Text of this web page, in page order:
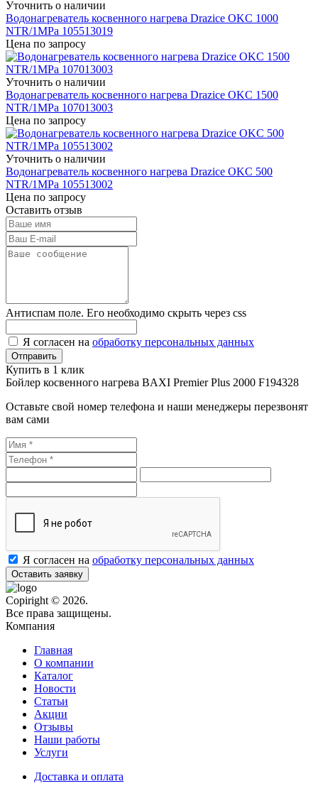
Уточнить о наличии
Водонагреватель косвенного нагрева Drazice OKC 1000
NTR/1MPa 105513019
Цена по запросу
Уточнить о наличии
Водонагреватель косвенного нагрева Drazice OKC 1500
NTR/1MPa 107013003
Цена по запросу
Уточнить о наличии
Водонагреватель косвенного нагрева Drazice OKC 500
NTR/1MPa 105513002
Цена по запросу
Оставить отзыв
Антиспам поле. Его необходимо скрыть через css
Я согласен на обработку персональных данных
Купить в 1 клик
Бойлер косвенного нагрева BAXI Premier Plus 2000 F194328
Оставьте свой номер телефона и наши менеджеры перезвонят
вам сами
Я согласен на обработку персональных данных
Оставить заявку
Copiright © 2026.
Все права защищены.
Компания
Главная
О компании
Каталог
Новости
Статьи
Акции
Отзывы
Наши работы
Услуги
Доставка и оплата